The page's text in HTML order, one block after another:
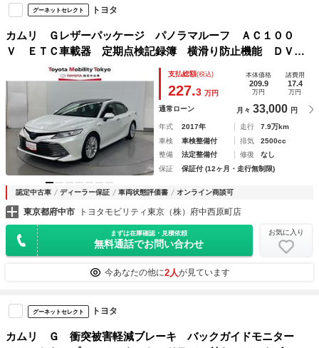
グーネットセレクト トヨタ
カムリ Ｇレザーパッケージ パノラマルーフ ＡＣ１００
Ｖ ＥＴＣ車載器 定期点検記録簿 横滑り防止機能 ＤＶＤ
プレーヤー ナビ＆ＴＶ 電動シ－ト 本革シート オートク
ルーズ ＬＥＤライト カーテンエアバッグ イモビライザー
支払総額(税込)
227.3 万円
本体価格
209.9
万円
諸費用
17.4
万円
通常ローン 月々 33,000 円
年式 2017年 走行
7.9万km
車検
車検整備付 排気
2500cc
整備
法定整備付 修復
なし
保証
保証付 (12ヶ月・走行無制限)
認定中古車 ディーラー保証 車両状態評価書 オンライン商談可
東京都府中市 トヨタモビリティ東京（株）府中西原町店
まずは在庫確認・見積依頼
無料通話でお問い合わせ
お気に入り
今あなたの他に2人が見ています
グーネットセレクト トヨタ
カムリ Ｇ 衝突被害軽減ブレーキ バックガイドモニター